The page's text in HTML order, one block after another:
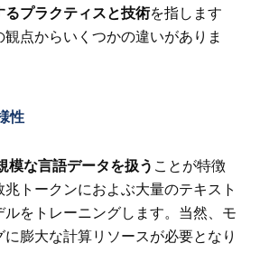
プラクティスと技術を指します
点からいくつかの違いがありま
性
な言語データを扱う ことが特徴
トークンにおよぶ大量のテキスト
をトレーニングします。当然、モ
膨大な計算リソースが必要となり